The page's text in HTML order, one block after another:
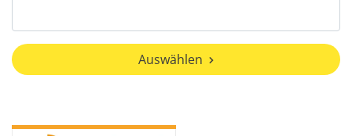
Auswählen